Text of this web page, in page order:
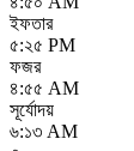
ইফতার
৫:২৫ PM
ফজর
৪:৫৫ AM
সূর্যোদয়
৬:১৩ AM